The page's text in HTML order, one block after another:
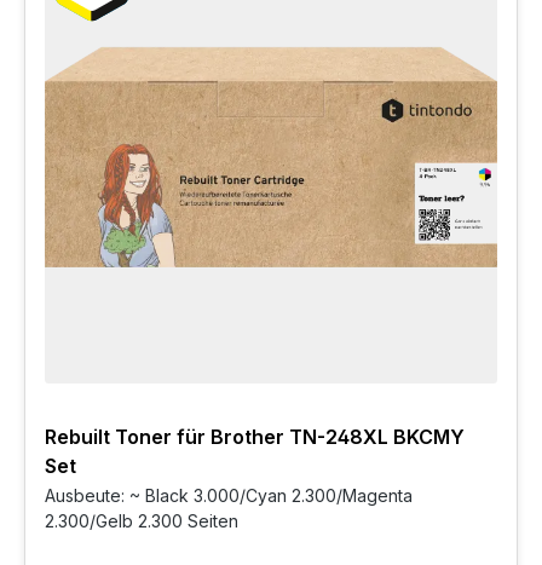
Rebuilt Toner für Brother TN-248XL BKCMY
Set
Ausbeute: ~ Black 3.000/Cyan 2.300/Magenta
2.300/Gelb 2.300 Seiten